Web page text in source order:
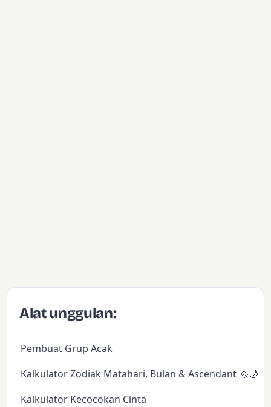
Alat unggulan:
Pembuat Grup Acak
Kalkulator Zodiak Matahari, Bulan & Ascendant 🌞🌙✨
Kalkulator Kecocokan Cinta